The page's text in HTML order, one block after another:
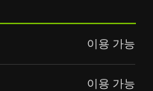
이용 가능
이용 가능